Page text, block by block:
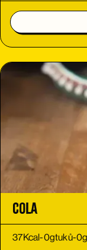
Cola
37Kcal-0gtuků-0g